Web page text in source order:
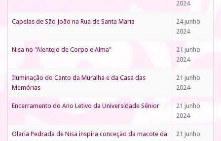
2024
Capelas de São João na Rua de Santa Maria
24 junho
2024
Nisa no "Alentejo de Corpo e Alma"
21 junho
2024
Iluminação do Canto da Muralha e da Casa das
Memórias
21 junho
2024
Encerramento do Ano Letivo da Universidade Sénior
21 junho
2024
Olaria Pedrada de Nisa inspira conceção da macote da
21 junho